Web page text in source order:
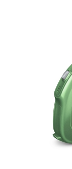
Audio
Hoortoestelbatterijen
Onderhoudsartikelen
Signia Active Mini
De Signia Active